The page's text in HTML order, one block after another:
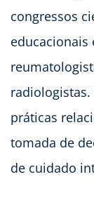
congressos
educacionais
práticas
tomada de
de cuidado